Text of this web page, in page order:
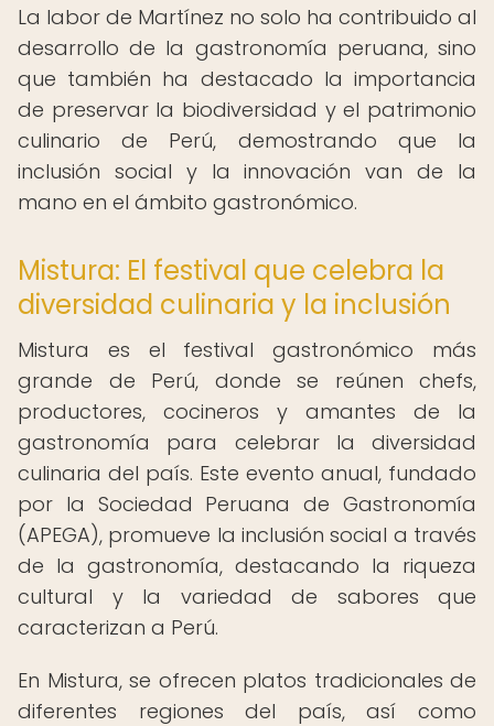
La labor de Martínez no solo ha contribuido al
desarrollo de la gastronomía peruana, sino
que también ha destacado la importancia
de preservar la biodiversidad y el patrimonio
culinario de Perú, demostrando que la
inclusión social y la innovación van de la
mano en el ámbito gastronómico.
Mistura: El festival que celebra la
diversidad culinaria y la inclusión
Mistura es el festival gastronómico más
grande de Perú, donde se reúnen chefs,
productores, cocineros y amantes de la
gastronomía para celebrar la diversidad
culinaria del país. Este evento anual, fundado
por la Sociedad Peruana de Gastronomía
(APEGA), promueve la inclusión social a través
de la gastronomía, destacando la riqueza
cultural y la variedad de sabores que
caracterizan a Perú.
En Mistura, se ofrecen platos tradicionales de
diferentes regiones del país, así como